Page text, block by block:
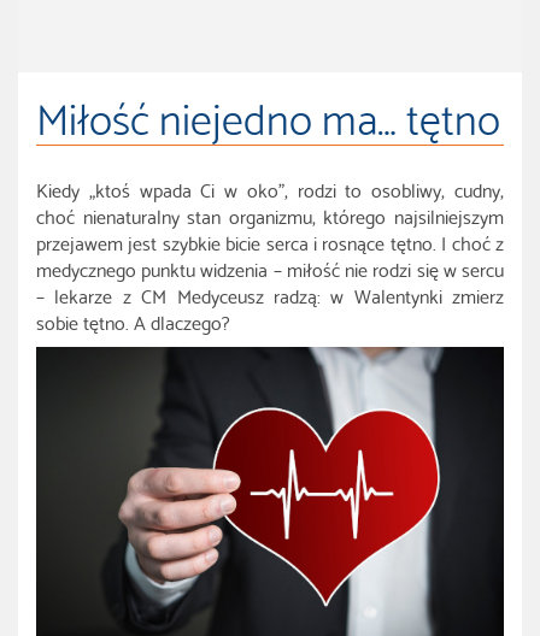
Miłość niejedno ma… tętno
Kiedy „ktoś wpada Ci w oko”, rodzi to osobliwy, cudny,
choć nienaturalny stan organizmu, którego najsilniejszym
przejawem jest szybkie bicie serca i rosnące tętno. I choć z
medycznego punktu widzenia – miłość nie rodzi się w sercu
– lekarze z CM Medyceusz radzą: w Walentynki zmierz
sobie tętno. A dlaczego?